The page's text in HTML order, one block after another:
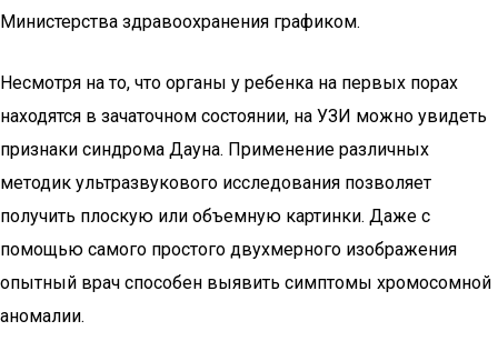
Министерства здравоохранения графиком.
Несмотря на то, что органы у ребенка на первых порах
находятся в зачаточном состоянии, на УЗИ можно увидеть
признаки синдрома Дауна. Применение различных
методик ультразвукового исследования позволяет
получить плоскую или объемную картинки. Даже с
помощью самого простого двухмерного изображения
опытный врач способен выявить симптомы хромосомной
аномалии.